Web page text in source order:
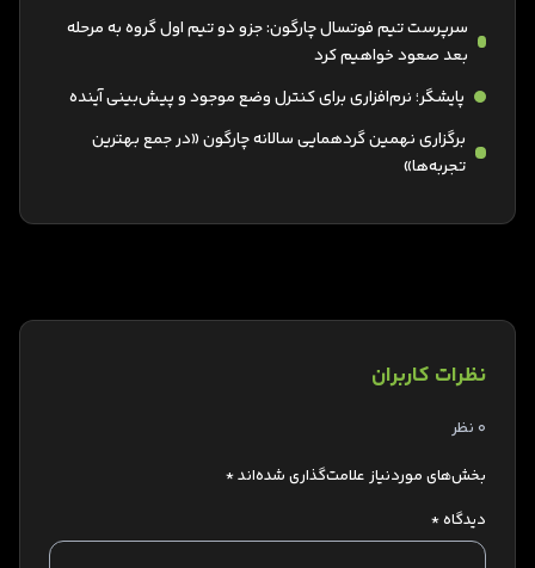
سرپرست تیم فوتسال چارگون: جزو دو تیم اول گروه به مرحله
بعد صعود خواهیم کرد
پایشگر؛ نرم‌افزاری برای کنترل وضع موجود و پیش‌بینی آینده
برگزاری نهمین گردهمایی سالانه چارگون «در جمع بهترین
تجربه‌ها»
نظرات کاربران
0 نظر
بخش‌های موردنیاز علامت‌گذاری شده‌اند*
دیدگاه*